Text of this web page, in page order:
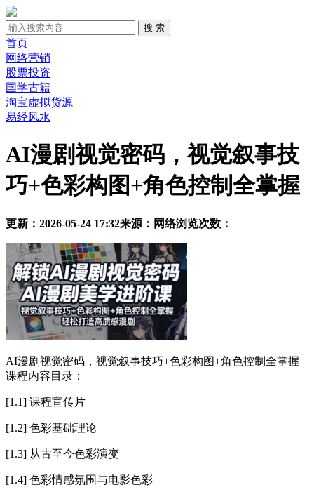
首页
网络营销
股票投资
国学古籍
淘宝虚拟货源
易经风水
AI漫剧视觉密码，视觉叙事技
巧+色彩构图+角色控制全掌握
更新：2026-05-24 17:32来源：网络浏览次数：
AI漫剧视觉密码，视觉叙事技巧+色彩构图+角色控制全掌握
课程内容目录：
[1.1] 课程宣传片
[1.2] 色彩基础理论
[1.3] 从古至今色彩演变
[1.4] 色彩情感氛围与电影色彩